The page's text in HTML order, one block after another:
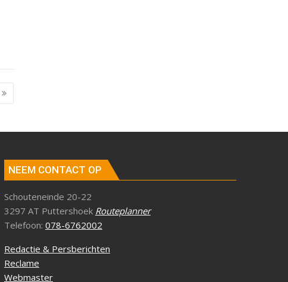
NEEM CONTACT OP
Schouteneinde 20-22
3297 AT Puttershoek Routeplanner
Telefoon: 078-6762002
Redactie & Persberichten
Reclame
Webmaster